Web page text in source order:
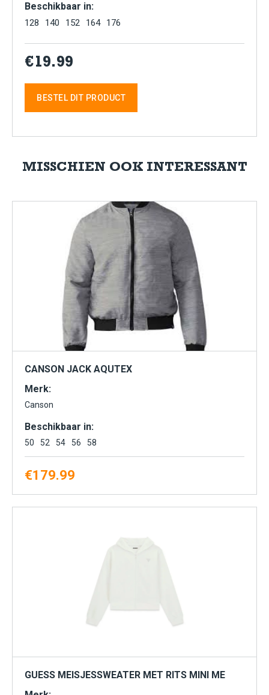
Beschikbaar in:
128 140 152 164 176
€19.99
BESTEL DIT PRODUCT
MISSCHIEN OOK INTERESSANT
CANSON JACK AQUTEX
Merk:
Canson
Beschikbaar in:
50 52 54 56 58
€179.99
GUESS MEISJESSWEATER MET RITS MINI ME